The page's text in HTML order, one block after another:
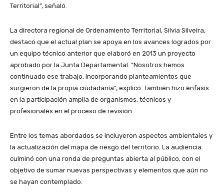
Territorial”, señaló.
La directora regional de Ordenamiento Territorial, Silvia Silveira,
destacó que el actual plan se apoya en los avances logrados por
un equipo técnico anterior que elaboró en 2013 un proyecto
aprobado por la Junta Departamental. “Nosotros hemos
continuado ese trabajo, incorporando planteamientos que
surgieron de la propia ciudadanía”, explicó. También hizo énfasis
en la participación amplia de organismos, técnicos y
profesionales en el proceso de revisión.
Entre los temas abordados se incluyeron aspectos ambientales y
la actualización del mapa de riesgo del territorio. La audiencia
culminó con una ronda de preguntas abierta al público, con el
objetivo de sumar nuevas perspectivas y elementos que aún no
se hayan contemplado.